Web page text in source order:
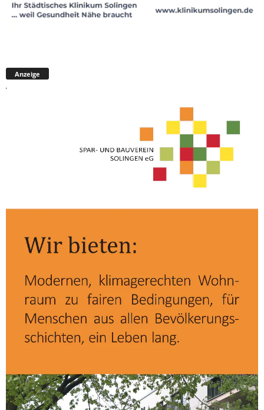
Anzeige